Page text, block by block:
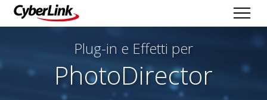
Plug-in e Effetti per
PhotoDirector